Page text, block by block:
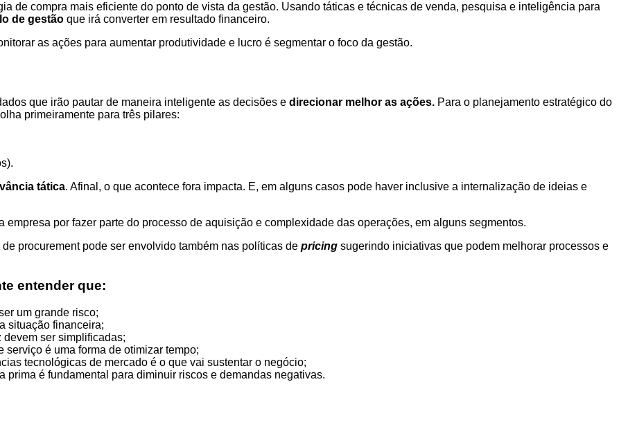
de compra mais eficiente do ponto de vista da gestão. Usando táticas e técnicas de venda, pesquisa e inteligência para
de gestão que irá converter em resultado financeiro.
as ações para aumentar produtividade e lucro é segmentar o foco da gestão.
que irão pautar de maneira inteligente as decisões e direcionar melhor as ações. Para o planejamento estratégico do
primeiramente para três pilares:
tática. Afinal, o que acontece fora impacta. E, em alguns casos pode haver inclusive a internalização de ideias e
empresa por fazer parte do processo de aquisição e complexidade das operações, em alguns segmentos.
procurement pode ser envolvido também nas políticas de pricing sugerindo iniciativas que podem melhorar processos e
entender que:
um grande risco;
situação financeira;
ser simplificadas;
é uma forma de otimizar tempo;
tecnológicas de mercado é o que vai sustentar o negócio;
é fundamental para diminuir riscos e demandas negativas.